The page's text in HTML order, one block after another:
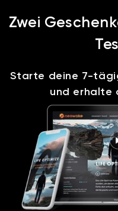
Zwei
Starte deine 7-
und erhalte